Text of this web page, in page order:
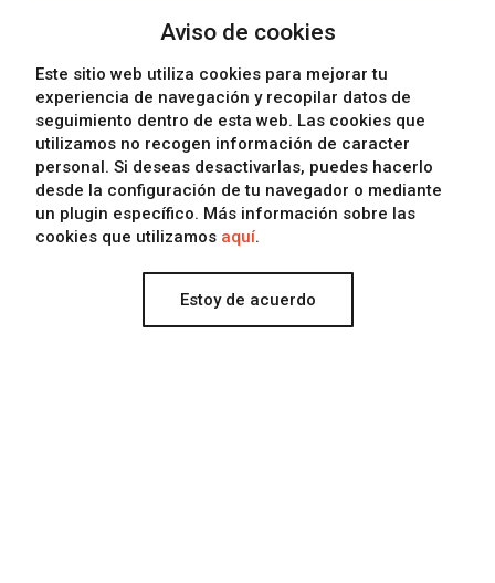
Seguir viendo trabajos
Saber algo más sobre la empresa
Contactar con Eclectick
Aviso de cookies
Este sitio web utiliza cookies para mejorar tu
experiencia de navegación y recopilar datos de
seguimiento dentro de esta web. Las cookies que
utilizamos no recogen información de caracter
personal. Si deseas desactivarlas, puedes hacerlo
desde la configuración de tu navegador o mediante
un plugin específico. Más información sobre las
cookies que utilizamos aquí.
Estoy de acuerdo